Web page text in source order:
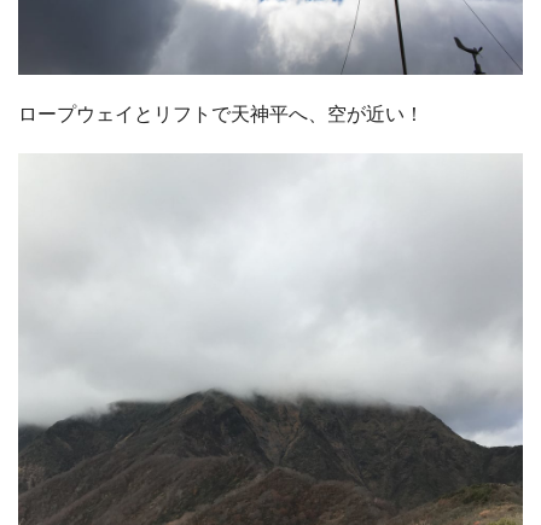
ロープウェイとリフトで天神平へ、空が近い！